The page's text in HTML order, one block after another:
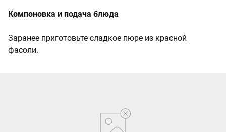
Компоновка и подача блюда
Заранее приготовьте сладкое пюре из красной
фасоли.